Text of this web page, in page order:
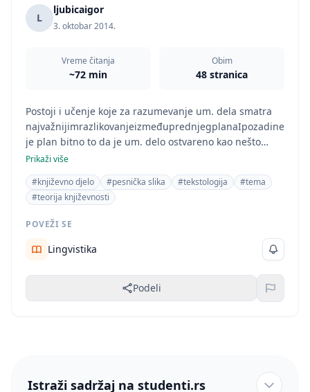
L
ljubicaigor
3. oktobar 2014.
Vreme čitanja
~72 min
Obim
48 stranica
Postoji i učenje koje za razumevanje um. dela smatra
je plan bitno to da je um. delo ostvareno kao nešto
stvarno (npr. kao jezična tvorevin.Osobenost um. dela je
da nasprednji plan upućujenazadnji plan
kojiupućujenadrugi, dubljismisao.
Prikaži više
#književno djelo
#pesnička slika #tekstologija
#tema
#teorija književnosti
POVEŽI SE
Lingvistika
Podeli
Istraži sadržaj na studenti.rs